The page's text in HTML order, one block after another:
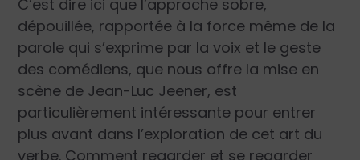
C’est dire ici que l’approche sobre,
dépouillée, rapportée à la force même de la
parole qui s’exprime par la voix et le geste
des comédiens, que nous offre la mise en
scène de Jean-Luc Jeener, est
particulièrement intéressante pour entrer
plus avant dans l’exploration de cet art du
verbe. Comment regarder et se regarder